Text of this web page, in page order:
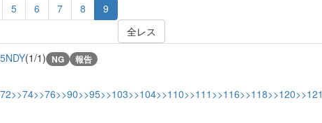
5 6 7 8
9
全レス
(1/1) NG 報告
>>74>>76>>90>>95>>103>>104>>110>>111 >>116>>118>>120>>121